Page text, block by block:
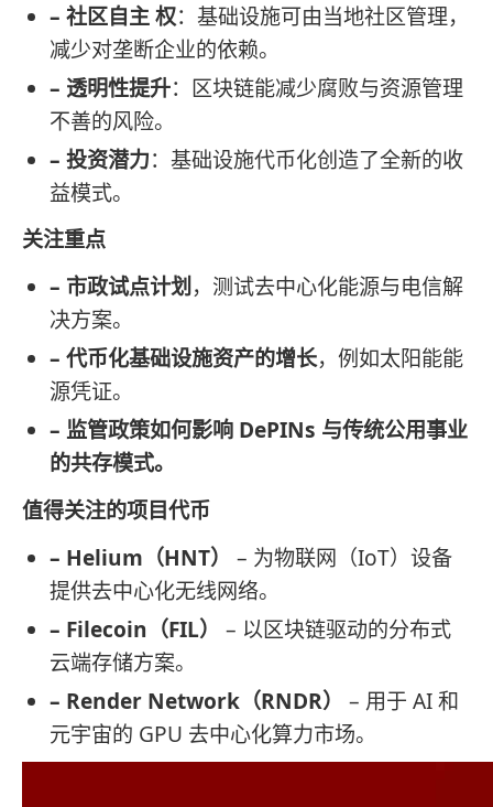
– 社区自主 权：基础设施可由当地社区管理，
减少对垄断企业的依赖。
– 透明性提升：区块链能减少腐败与资源管理
不善的风险。
– 投资潜力：基础设施代币化创造了全新的收
益模式。
关注重点
– 市政试点计划 ，测试去中心化能源与电信解
决方案。
– 代币化基础设施资产的增长，例如太阳能能
源凭证。
– 监管政策如何影响 DePINs 与传统公用事业
的共存模式。
值得关注的项目代币
– Helium（HNT）
– 为物联网（IoT）设备
提供去中心化无线网络。
– Filecoin（FIL）
– 以区块链驱动的分布式
云端存储方案。
– Render Network（RNDR）
– 用于 AI 和
元宇宙的 GPU 去中心化算力市场。